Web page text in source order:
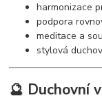
harmonizace
podpora
meditace a
stylová
🔮 Duchovní